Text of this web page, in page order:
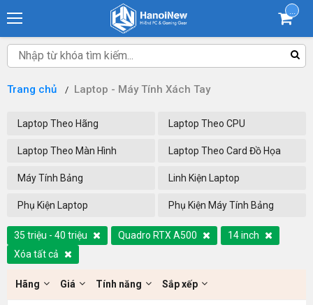
Trang chủ Laptop - Máy Tính Xách Tay
Laptop Theo Hãng Laptop Theo CPU
Laptop Theo Màn Hình Laptop Theo Card Đồ Họa
Máy Tính Bảng Linh Kiện Laptop
Phụ Kiện Laptop Phụ Kiện Máy Tính Bảng
35 triệu - 40 triệu Quadro RTX A500
14 inch
Xóa tất cả
Hãng Giá Tính năng Sắp xếp